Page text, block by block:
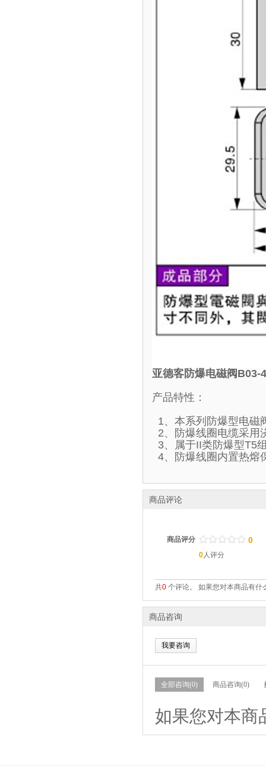
亚德客防爆电磁阀B03-
产品特性：
1、本系列防爆型电磁
2、防爆线圈电缆采用
3、属于II类防爆型T5
4、防爆线圈内置热熔
商品评论
商品评分 / / / / /
. . . . . 0
0人评分
共0 个评论。 如果您对本商品有什
商品咨询
我要咨询
全部咨询(0) 商品咨询(0)
如果您对本商